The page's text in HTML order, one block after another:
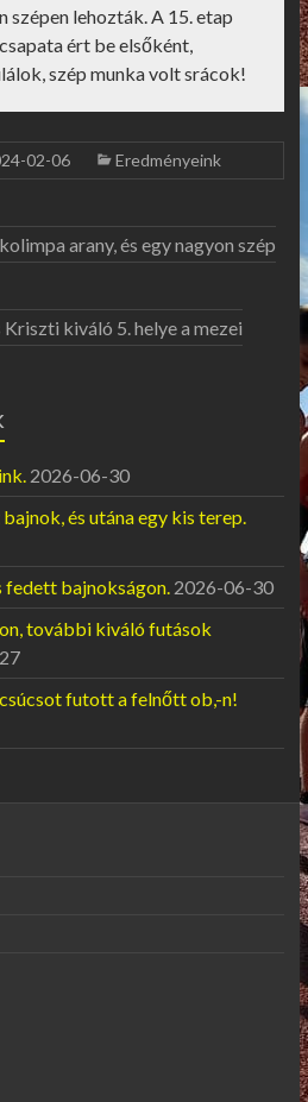
szépen lehozták. A 15. etap
ért be elsőként,
szép munka volt srácok!
02-06 Eredményeink
arany, és egy nagyon szép
kiváló 5. helye a mezei
2026-06-30
és utána egy kis terep.
fedett bajnokságon. 2026-06-30
további kiváló futások
futott a felnőtt ob,-n!